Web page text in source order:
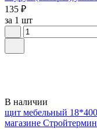
135 ₽
за 1 шт
В наличии
щит мебельный
магазине